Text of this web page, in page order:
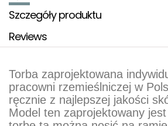
Szczegóły produktu
Reviews
Torba zaprojektowana
pracowni rzemieślniczej w
ręcznie z najlepszej jakości
Model ten zaprojektowany